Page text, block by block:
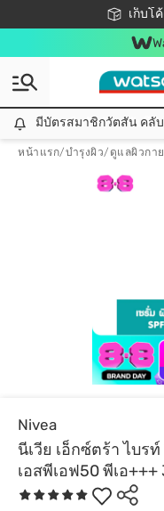
เก็บโ
ชอปออนไล
📦
สม
มีบัตรสมาชิกวัตสัน คลั
หน้าแรก/บำรุงผิว/ ดูแลผิวกาย
Nivea
นีเวีย เอ็กซ์ตร้า ไบร
เอสพีเอฟ50 พีเอ